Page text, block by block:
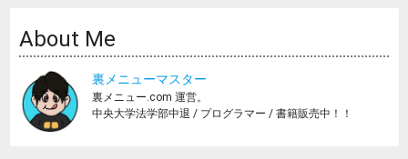
About Me
裏メニューマスター
裏メニュー.com 運営。
中央大学法学部中退 / プログラマー / 書籍販売中！！